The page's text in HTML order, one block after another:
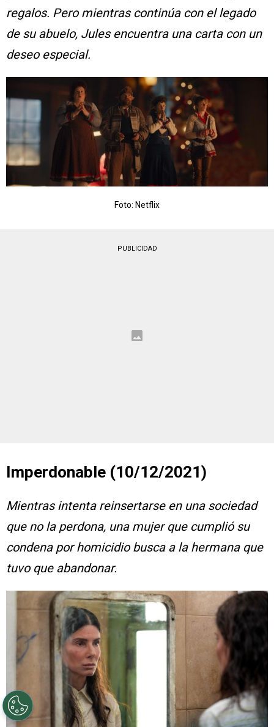
regalos. Pero mientras continúa con el legado
de su abuelo, Jules encuentra una carta con un
deseo especial.
Foto: Netflix
PUBLICIDAD
Imperdonable (10/12/2021)
Mientras intenta reinsertarse en una sociedad
que no la perdona, una mujer que cumplió su
condena por homicidio busca a la hermana que
tuvo que abandonar.